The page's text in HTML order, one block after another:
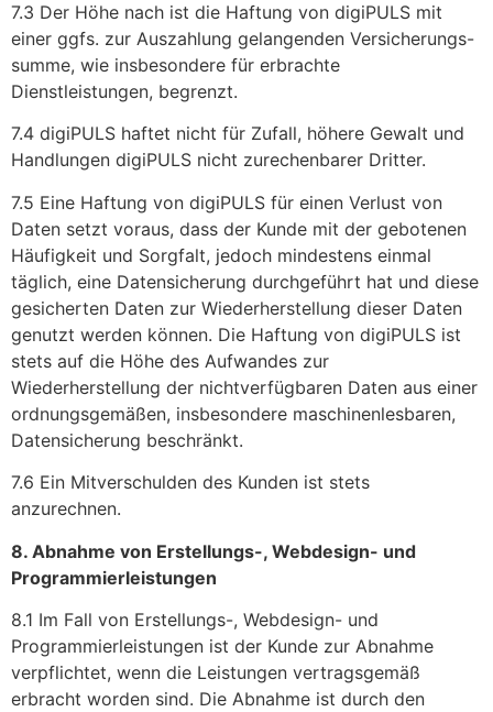
7.3 Der Höhe nach ist die Haftung von digiPULS mit
einer ggfs. zur Auszahlung gelangenden Versicherungs-
summe, wie insbesondere für erbrachte
Dienstleistungen, begrenzt.
7.4 digiPULS haftet nicht für Zufall, höhere Gewalt und
Handlungen digiPULS nicht zurechenbarer Dritter.
7.5 Eine Haftung von digiPULS für einen Verlust von
Daten setzt voraus, dass der Kunde mit der gebotenen
Häufigkeit und Sorgfalt, jedoch mindestens einmal
täglich, eine Datensicherung durchgeführt hat und diese
gesicherten Daten zur Wiederherstellung dieser Daten
genutzt werden können. Die Haftung von digiPULS ist
stets auf die Höhe des Aufwandes zur
Wiederherstellung der nichtverfügbaren Daten aus einer
ordnungsgemäßen, insbesondere maschinenlesbaren,
Datensicherung beschränkt.
7.6 Ein Mitverschulden des Kunden ist stets
anzurechnen.
8. Abnahme von Erstellungs-, Webdesign- und
Programmierleistungen
8.1 Im Fall von Erstellungs-, Webdesign- und
Programmierleistungen ist der Kunde zur Abnahme
verpflichtet, wenn die Leistungen vertragsgemäß
erbracht worden sind. Die Abnahme ist durch den